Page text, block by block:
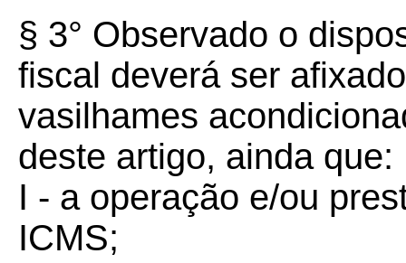
§ 3° Observado o
fiscal deverá ser
vasilhames
deste artigo, ainda que:
I - a operação e/ou
ICMS;